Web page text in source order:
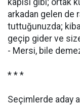
kapısı gibi; ortak
arkadan gelen de
tuttuğunuzda;
geçip gider ve
- Mersi, bile
* * *
Seçimlerde aday